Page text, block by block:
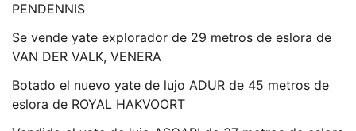
PENDENNIS
Se vende yate explorador de 29 metros de eslora de
VAN DER VALK, VENERA
Botado el nuevo yate de lujo ADUR de 45 metros de
eslora de ROYAL HAKVOORT